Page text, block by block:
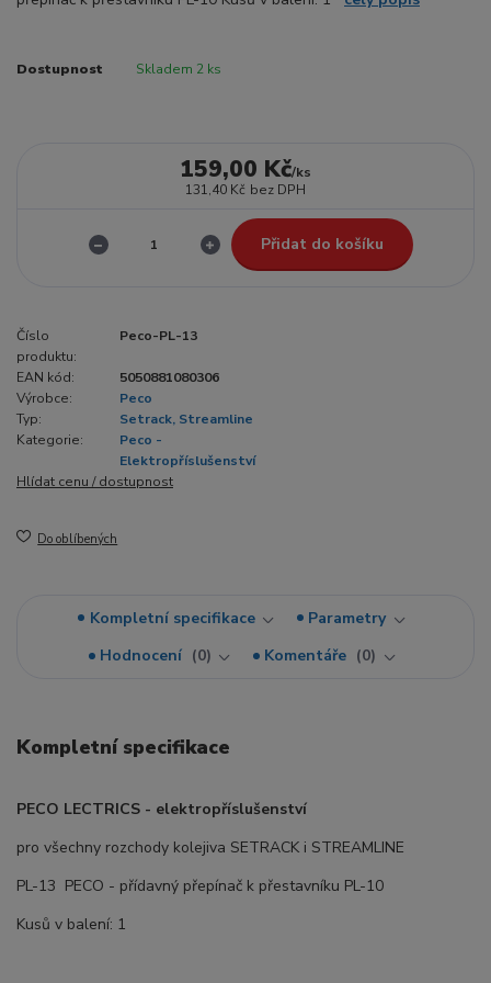
Dostupnost Skladem 2 ks
159,00 Kč/ks
131,40 Kč bez DPH
Přidat do košíku
Číslo
produktu:
Peco-PL-13
EAN kód:
5050881080306
Výrobce:
Peco
Typ:
Setrack, Streamline
Kategorie:
Peco -
Elektropříslušenství
Hlídat cenu / dostupnost
Do oblíbených
Kompletní specifikace
Parametry
Hodnocení
0 Komentáře 0
Kompletní specifikace
PECO LECTRICS - elektropříslušenství
pro všechny rozchody kolejiva SETRACK i STREAMLINE
PL-13 PECO - přídavný přepínač k přestavníku PL-10
Kusů v balení: 1